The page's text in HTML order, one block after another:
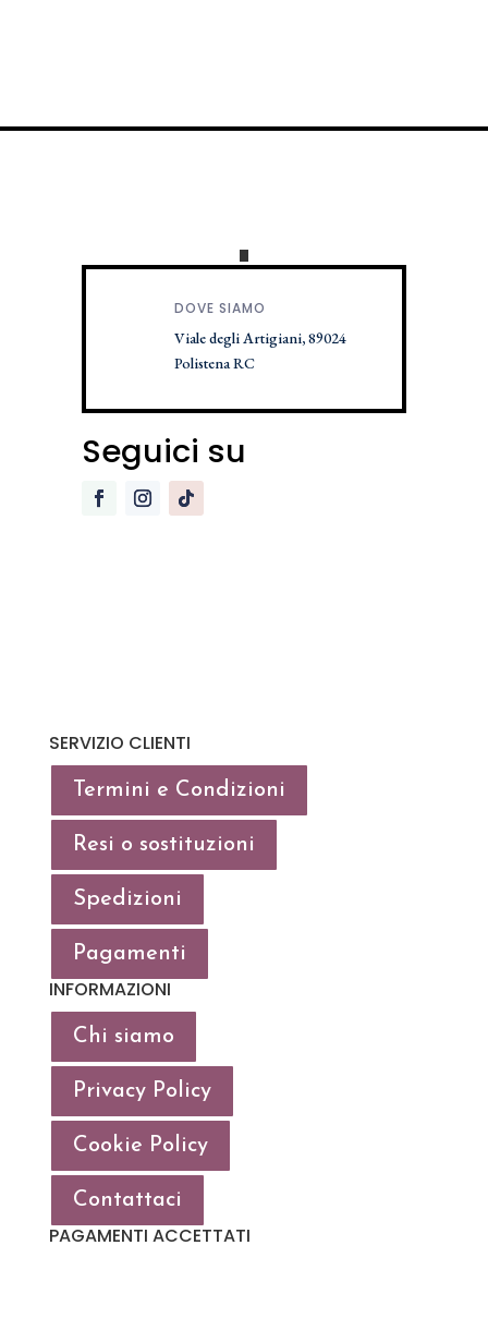
DOVE SIAMO
Viale degli Artigiani, 89024
Polistena RC
Seguici su
SERVIZIO CLIENTI
Termini e Condizioni
Resi o sostituzioni
Spedizioni
Pagamenti
INFORMAZIONI
Chi siamo
Privacy Policy
Cookie Policy
Contattaci
PAGAMENTI ACCETTATI